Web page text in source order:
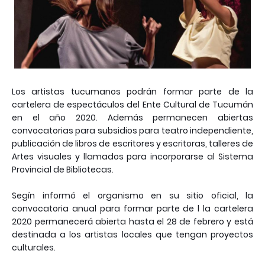
Los artistas tucumanos podrán formar parte de la
cartelera de espectáculos del Ente Cultural de Tucumán
en el año 2020. Además permanecen abiertas
convocatorias para subsidios para teatro independiente,
publicación de libros de escritores y escritoras, talleres de
Artes visuales y llamados para incorporarse al Sistema
Provincial de Bibliotecas.
Segín informó el organismo en su sitio oficial, la
convocatoria anual para formar parte de l la cartelera
2020 permanecerá abierta hasta el 28 de febrero y está
destinada a los artistas locales que tengan proyectos
culturales.